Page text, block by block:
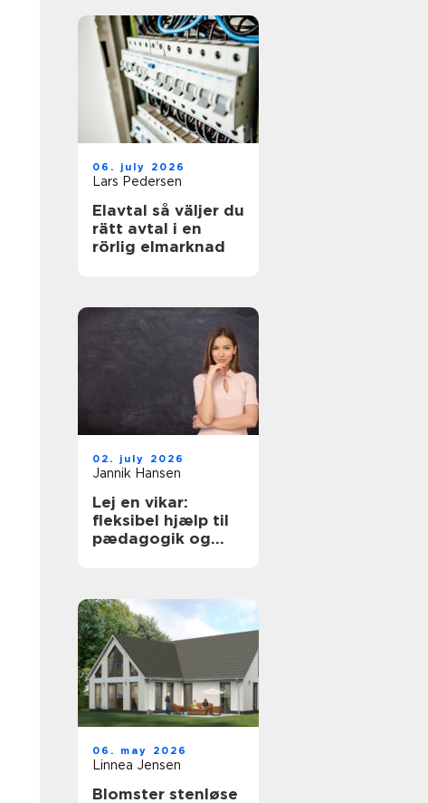
06. july 2026
Lars Pedersen
Elavtal så väljer du
rätt avtal i en
rörlig elmarknad
02. july 2026
Jannik Hansen
Lej en vikar:
fleksibel hjælp til
pædagogik og
06. may 2026
Linnea Jensen
Blomster stenløse